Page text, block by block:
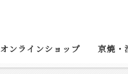
オンラインショップ 京焼・